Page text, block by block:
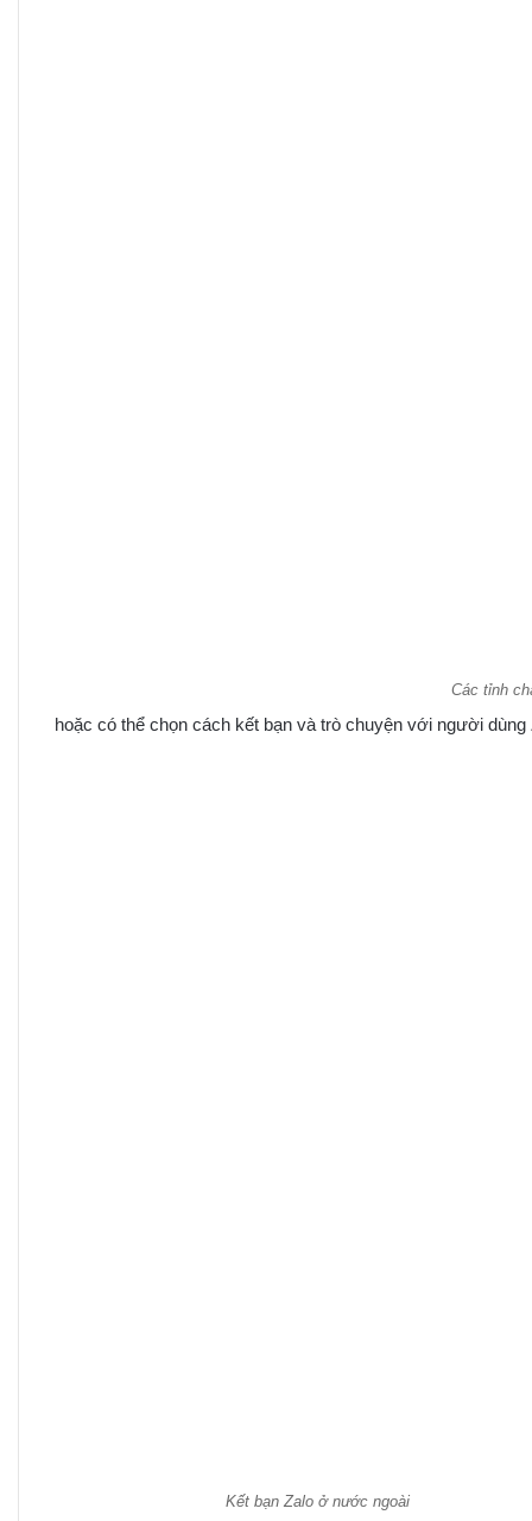
Các tỉnh
hoặc có thể chọn cách kết bạn và trò chuyện với người
Kết bạn Zalo ở nước ngoài